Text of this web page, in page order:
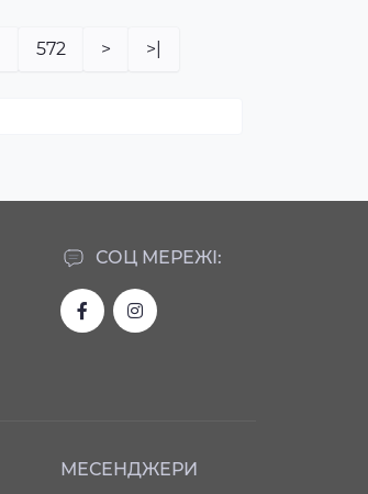
572 > >|
СОЦ МЕРЕЖІ:
МЕСЕНДЖЕРИ